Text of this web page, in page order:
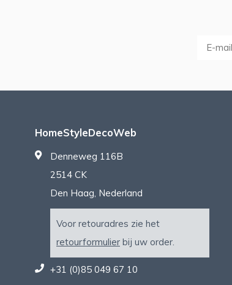
HomeStyleDecoWeb
Denneweg 116B
2514 CK
Den Haag, Nederland
Voor retouradres zie het
retourformulier bij uw order.
+31 (0)85 049 67 10